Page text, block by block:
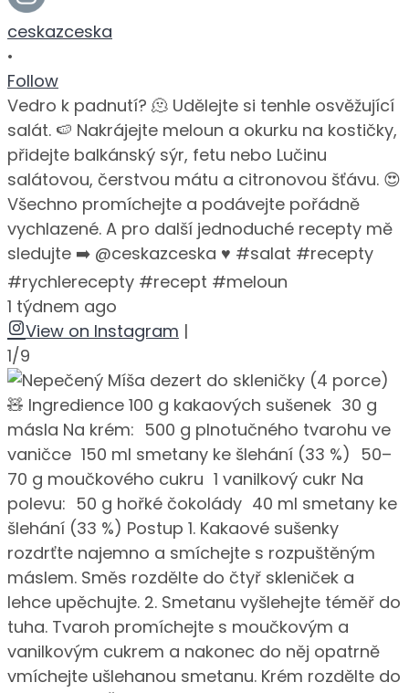
ceskazceska
•
Follow
Vedro k padnutí? 🫠 Udělejte si tenhle osvěžující
salát. 🍉 Nakrájejte meloun a okurku na kostičky,
přidejte balkánský sýr, fetu nebo Lučinu
salátovou, čerstvou mátu a citronovou šťávu. 😍
Všechno promíchejte a podávejte pořádně
vychlazené. A pro další jednoduché recepty mě
sledujte ➡️ @ceskazceska ♥️ #salat #recepty
#rychlerecepty #recept #meloun
1 týdnem ago
View on Instagram |
1/9